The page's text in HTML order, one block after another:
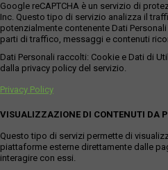
Google reCAPTCHA è un servizio di
Inc. Questo tipo di servizio analizza il
potenzialmente contenente Dati
parti di traffico, messaggi e contenuti
Dati Personali raccolti: Cookie e Dati di
dalla privacy policy del servizio.
Privacy Policy
VISUALIZZAZIONE DI CONTENUTI DA
Questo tipo di servizi permette di
piattaforme esterne direttamente dalle
interagire con essi.